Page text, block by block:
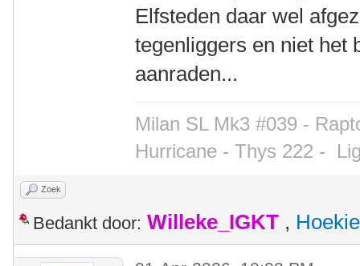
Elfsteden daar wel
tegenliggers en niet het
aanraden...
Milan SL Mk3 #039 -
Hurricane - Thys 222 -
Zoek
Bedankt door: Willeke_IGKT , Hoekie